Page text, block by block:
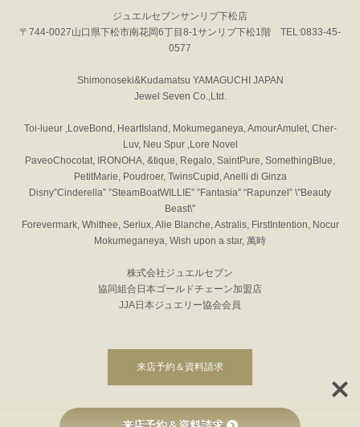
ジュエルセブンサンリブ下松店
〒744-0027山口県下松市南花岡6丁目8-1サンリブ下松1階 TEL:0833-45-
0577
Shimonoseki&Kudamatsu YAMAGUCHI JAPAN
Jewel Seven Co.,Ltd.
Toi-lueur ,LoveBond, HeartIsland, Mokumeganeya, AmourAmulet, Cher-
Luv, Neu Spur ,Lore Novel
PaveoChocotat, IRONOHA, &tique, Regalo, SaintPure, SomethingBlue,
PetitMarie, Poudroer, TwinsCupid, Anelli di Ginza
Disny”Cinderella” ”SteamBoatWILLIE” ”Fantasia” “Rapunzel” \"Beauty
Beast\"
Forevermark, Whithee, Seriux, Alie Blanche, Astralis, FirstIntention, Nocur
Mokumeganeya, Wish upon a star, 萬時
株式会社ジュエルセブン
協同組合日本ゴールドチェーン加盟店
JJA日本ジュエリー協会会員
来店予約＆資料請求